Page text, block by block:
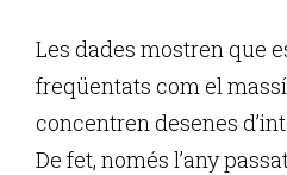
Les dades mostren que
freqüentats com el
concentren desenes
De fet, només l’any